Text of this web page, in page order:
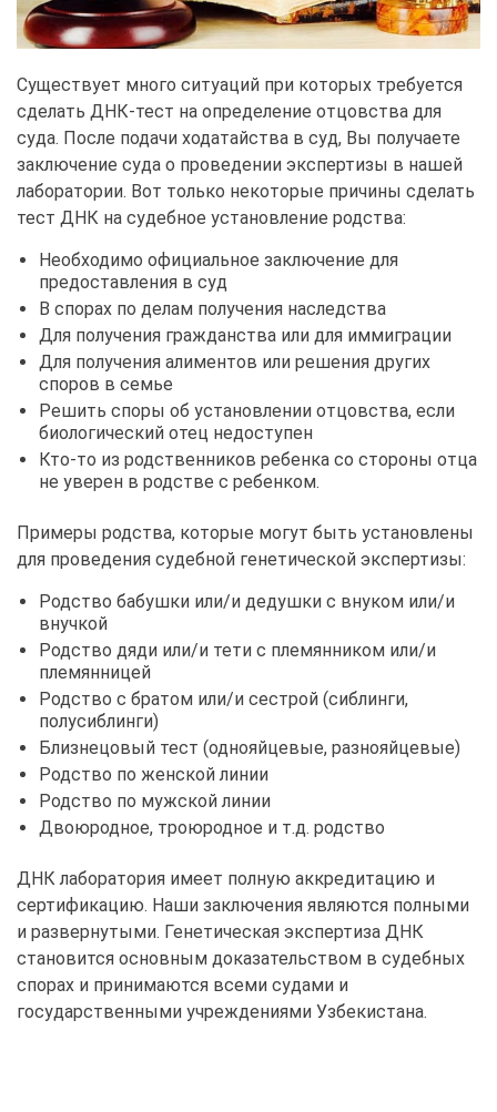
Существует много ситуаций при которых требуется
сделать ДНК-тест на определение отцовства для
суда. После подачи ходатайства в суд, Вы получаете
заключение суда о проведении экспертизы в нашей
лаборатории. Вот только некоторые причины сделать
тест ДНК на судебное установление родства:
Необходимо официальное заключение для
предоставления в суд
В спорах по делам получения наследства
Для получения гражданства или для иммиграции
Для получения алиментов или решения других
споров в семье
Решить споры об установлении отцовства, если
биологический отец недоступен
Кто-то из родственников ребенка со стороны отца
не уверен в родстве с ребенком.
Примеры родства, которые могут быть установлены
для проведения судебной генетической экспертизы:
Родство бабушки или/и дедушки с внуком или/и
внучкой
Родство дяди или/и тети с племянником или/и
племянницей
Родство с братом или/и сестрой (сиблинги,
полусиблинги)
Близнецовый тест (однояйцевые, разнояйцевые)
Родство по женской линии
Родство по мужской линии
Двоюродное, троюродное и т.д. родство
ДНК лаборатория имеет полную аккредитацию и
сертификацию. Наши заключения являются полными
и развернутыми. Генетическая экспертиза ДНК
становится основным доказательством в судебных
спорах и принимаются всеми судами и
государственными учреждениями Узбекистана.